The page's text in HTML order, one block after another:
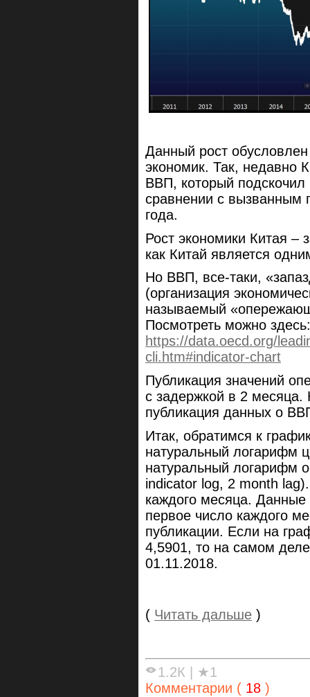
Данный рост
экономик. Так, недавно
ВВП, который
сравнении с вызванным
года.
Рост экономики Китая –
как Китай является
Но ВВП, все-таки,
(организация
называемый
Посмотреть можно здесь:
https://data.oecd.org/
cli.htm#indicator-chart
Публикация значений
с задержкой в 2
публикация данных о
Итак, обратимся к
натуральный логарифм
натуральный логарифм
indicator log, 2 month
каждого месяца.
первое число каждого
публикации. Если на
4,5901, то на самом
01.11.2018.
( Читать дальше )
1.2К
★1
Комментарии ( 18 )